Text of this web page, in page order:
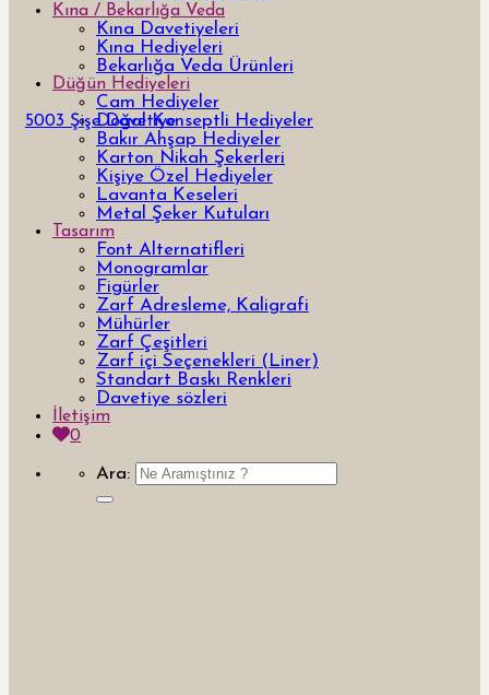
Kına / Bekarlığa Veda
Kına Davetiyeleri
Kına Hediyeleri
Bekarlığa Veda Ürünleri
Düğün Hediyeleri
Cam Hediyeler
Doğal Konseptli Hediyeler
Bakır Ahşap Hediyeler
Karton Nikah Şekerleri
Kişiye Özel Hediyeler
Lavanta Keseleri
Metal Şeker Kutuları
Tasarım
Font Alternatifleri
Monogramlar
Figürler
Zarf Adresleme, Kaligrafi
Mühürler
Zarf Çeşitleri
Zarf içi Seçenekleri (Liner)
Standart Baskı Renkleri
Davetiye sözleri
İletişim
0
Ara:
5003 Şişe Davetiye